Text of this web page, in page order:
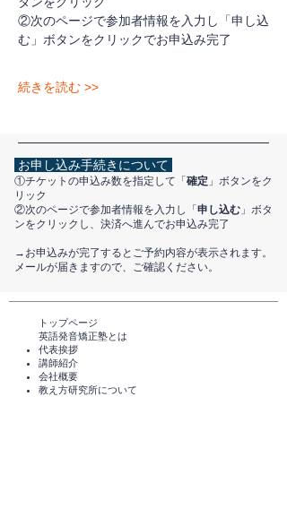
②次のページで参加者情報を入力し「申し込
む」ボタンをクリックでお申込み完了
続きを読む >>
お申し込み手続きについて
①チケットの申込み数を指定して「 確定 」ボタンをク
リック
②次のページで参加者情報を入力し「 申し込む 」ボタ
ンをクリックし、決済へ進んでお申込み完了
​→お申込みが完了するとご予約内容が表示されます。
メールが届きますので、ご確認ください。
トップページ​
英語発音矯正塾とは
代表挨拶
講師紹介
​会社概要
​教え方研究所について